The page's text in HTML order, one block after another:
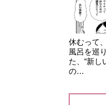
休むって
風呂を巡
た、“新し
の…